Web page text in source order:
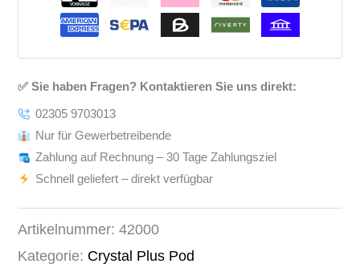
✅ Sie haben Fragen? Kontaktieren Sie uns direkt:
02305 9703013
Nur für Gewerbetreibende
Zahlung auf Rechnung – 30 Tage Zahlungsziel
Schnell geliefert – direkt verfügbar
Artikelnummer:42000
Kategorie: Crystal Plus Pod